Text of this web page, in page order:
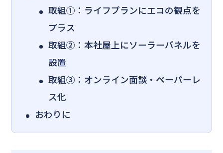
取組①：ライフプランにエコの観点を
プラス
取組②：本社屋上にソーラーパネルを
設置
取組③：オンライン面談・ペーパーレ
ス化
おわりに